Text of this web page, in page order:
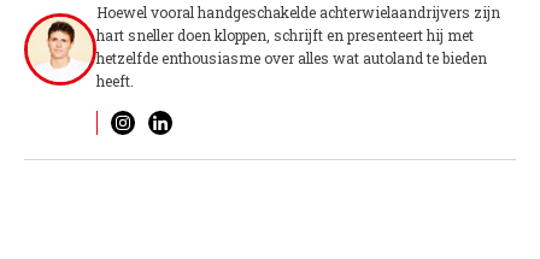
Hoewel vooral handgeschakelde achterwielaandrijvers zijn
hart sneller doen kloppen, schrijft en presenteert hij met
hetzelfde enthousiasme over alles wat autoland te bieden
heeft.